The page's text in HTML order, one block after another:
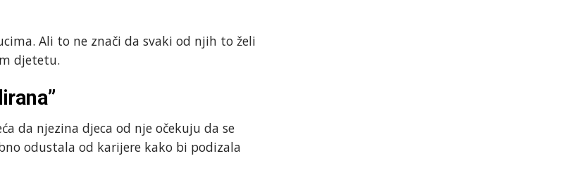
Ali to ne znači da svaki od njih to želi
djetetu.
da njezina djeca od nje očekuju da se
odustala od karijere kako bi podizala